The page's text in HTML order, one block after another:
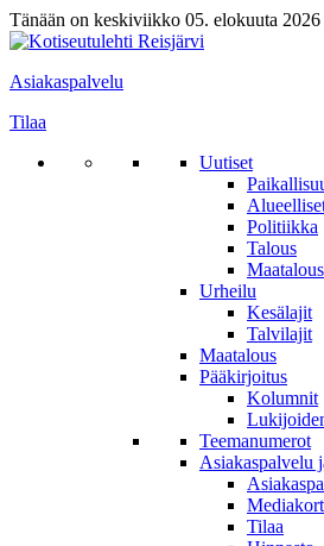
Tänään on keskiviikko 05. elokuuta 2026
Asiakaspalvelu
Tilaa
Uutiset
Politiikka
Talous
Maatalous
Urheilu
Kesälajit
Talvilajit
Maatalous
Pääkirjoitus
Kolumnit
Teemanumerot
Asiakaspalvelu
Tilaa